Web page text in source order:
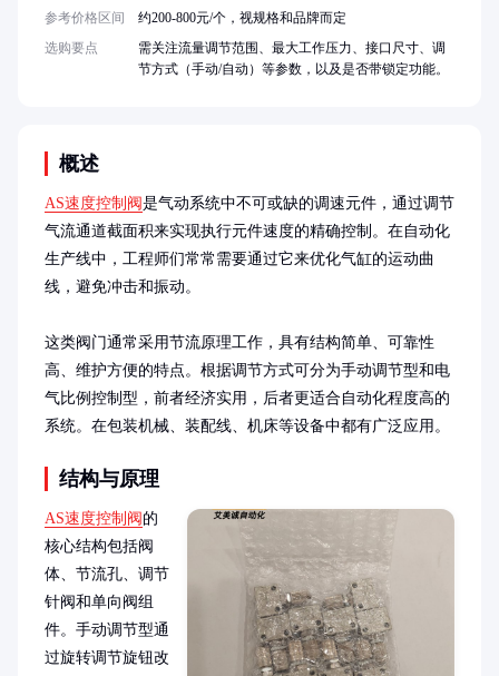
概述
AS速度控制阀是气动系统中不可或缺的调速元件，通过调节
气流通道截面积来实现执行元件速度的精确控制。在自动化
生产线中，工程师们常常需要通过它来优化气缸的运动曲
线，避免冲击和振动。
这类阀门通常采用节流原理工作，具有结构简单、可靠性
高、维护方便的特点。根据调节方式可分为手动调节型和电
气比例控制型，前者经济实用，后者更适合自动化程度高的
系统。在包装机械、装配线、机床等设备中都有广泛应用。
结构与原理
AS速度控制阀 的
核心结构包括阀
体、节流孔、调节
针阀和单向阀组
件。手动调节型通
过旋转调节旋钮改
参考价格区间
约200-800元/个，视规格和品牌而定
选购要点
需关注流量调节范围、最大工作压力、接口尺寸、调
节方式（手动/自动）等参数，以及是否带锁定功能。